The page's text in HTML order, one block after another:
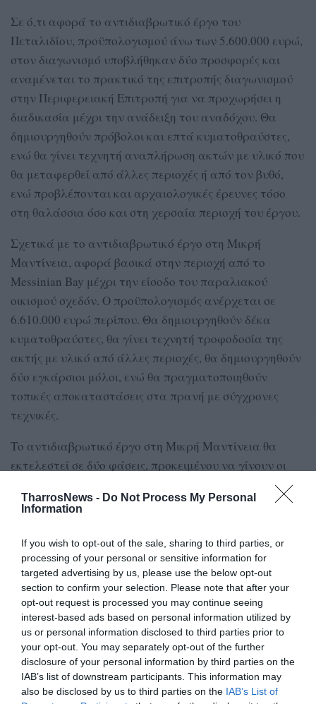
TharrosNews - Do Not Process My Personal
Information
If you wish to opt-out of the sale, sharing to third parties, or
processing of your personal or sensitive information for
targeted advertising by us, please use the below opt-out
section to confirm your selection. Please note that after your
opt-out request is processed you may continue seeing
interest-based ads based on personal information utilized by
us or personal information disclosed to third parties prior to
your opt-out. You may separately opt-out of the further
disclosure of your personal information by third parties on the
IAB’s list of downstream participants. This information may
also be disclosed by us to third parties on the IAB’s List of
Σε ό,τι αφορά το αντιδιαβρωτικό έργο του
Πεταλιδίου, προϋπολογισμού άνω των 5.600.000 ευρώ,
στον διαγωνισμό υποβλήθηκαν δύο προσφορές και
αναμένεται το πρακτικό της επιτροπής διαγωνισμού
στην Περιφερειακή Επιτροπή για να προχωρήσει η
διαδικασία μέχρι την ανάδειξη του αναδόχου. Θα
δημιουργηθούν πρόβολοι και επτά κυματοθραύστες,
ενώ θα γίνει τεχνητή αναπλήρωση ακτών με υλικό που
θα μεταφερθεί από άλλες περιοχές ή από τον βυθό,
ενώ προβλέπονται και αρχαιολογικές έρευνες τόσο
στη θαλάσσια όσο και στη χερσαία περιοχή του έργου.
Σχετικά με το αντιδιαβρωτικό έργο στη Μικρή
Μαντίνεια, αφορά βασικά στην περιοχή από το
Messinian Bay μέχρι την είσοδο του παραλιακού
οικισμού σχεδόν. Ο προϋπολογισμός ανέρχεται σε
6.610.000 ευρώ περίπου. Θα δημιουργηθούν δέκα
κυματοθραύστες, θα γίνει τεχνητή τροφοδοσία της
ακτής με υλικό από άλλες περιοχές, θα δημιουργηθούν
δύο εγκάρσιοι μόλοι, ενώ θα πραγματοποιηθούν
τοπικές αποκαταστάσεις στα πρανή με σύγχρονες
τεχνικές.
Το αντιδιαβρωτικό έργο στη Μικρή Μαντίνεια θα
εκτελεστεί σε δύο φάσεις, προκειμένου να γίνουν οι
απαραίτητες προσαρμογές στις πραγματικές ανάγκες
μετά την υλοποίηση της πρώτης φάσης.
TAGS: ΑΝΤΙΔΙΑΒΡΩΤΙΚΑ ΕΡΓΑ
ΑΝΔΡΕΑΣ ΤΣΟΥΚΑΛΑΣ
ΕΙΔΙΚΟ ΔΗΜΟΤΙΚΟ
Facebook Twitter